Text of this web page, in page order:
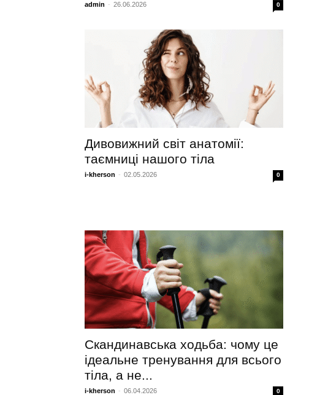
admin - 26.06.2026 0
Дивовижний світ анатомії:
таємниці нашого тіла
i-kherson - 02.05.2026 0
Скандинавська ходьба: чому це
ідеальне тренування для всього
тіла, а не...
i-kherson - 06.04.2026 0